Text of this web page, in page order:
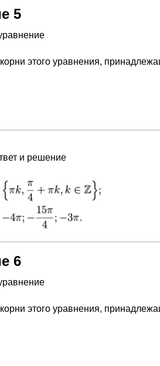
5
этого уравнения,
и решение
6
этого уравнения,